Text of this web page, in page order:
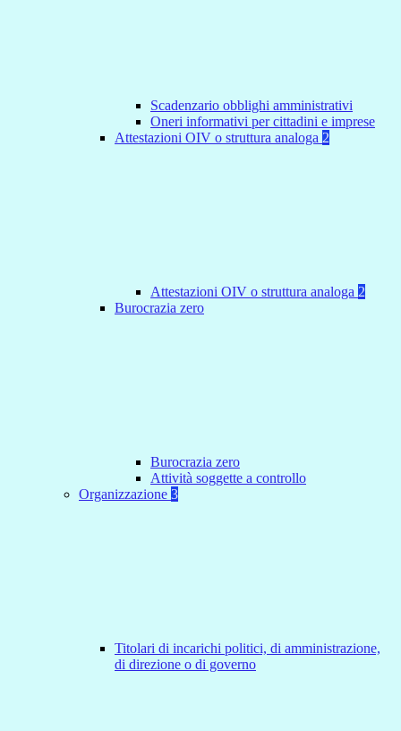
Scadenzario obblighi amministrativi
Oneri informativi per cittadini e imprese
Attestazioni OIV o struttura analoga 2
Attestazioni OIV o struttura analoga 2
Burocrazia zero
Burocrazia zero
Attività soggette a controllo
Organizzazione 3
Titolari di incarichi politici, di amministrazione,
di direzione o di governo